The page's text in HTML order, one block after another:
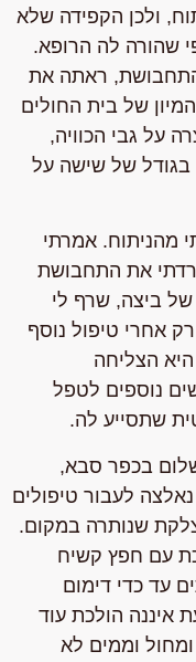
ולכן הקפידה שלא
שהורה לה הרופא.
את התחבושת, ראתה את
של בית החולים
על גבי הכוויה,
בגודל של שישה על
מהניתוח. אמרתי
את התחבושת
של ביצה, שרף לי
אחרי טיפול נוסף
הצליחה
נוספים לטפל
שתסייע לה.
בכפר סבא,
נאלצה לעבור טיפולים
שנותרה במקום.
עם חפץ קשיח
עד כדי דימום
איננה הולכת עוד
וממים לא